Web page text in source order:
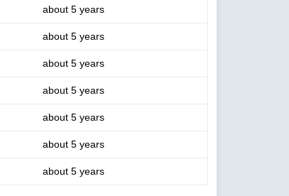
about 5 years
about 5 years
about 5 years
about 5 years
about 5 years
about 5 years
about 5 years